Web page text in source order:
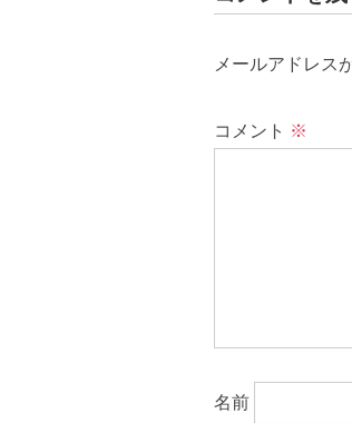
メールアドレス
コメント ※
名前